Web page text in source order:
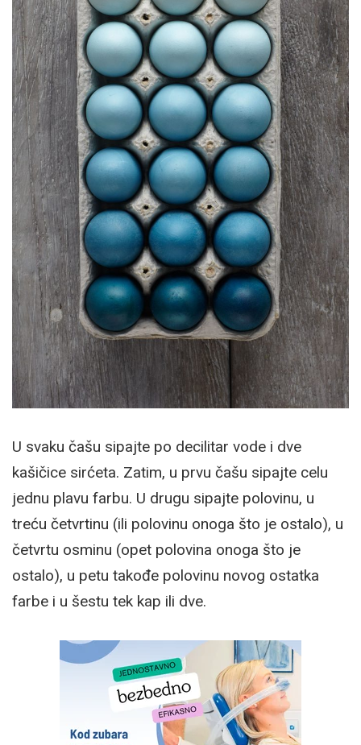
U svaku čašu sipajte po decilitar vode i dve
kašičice sirćeta. Zatim, u prvu čašu sipajte celu
jednu plavu farbu. U drugu sipajte polovinu, u
treću četvrtinu (ili polovinu onoga što je ostalo), u
četvrtu osminu (opet polovina onoga što je
ostalo), u petu takođe polovinu novog ostatka
farbe i u šestu tek kap ili dve.